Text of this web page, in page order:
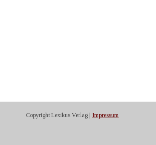
Copyright Lexikus Verlag | Impressum